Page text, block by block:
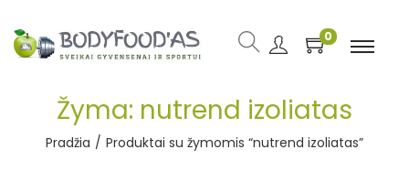
0
Žyma: nutrend izoliatas
Pradžia / Produktai su žymomis “nutrend izoliatas”